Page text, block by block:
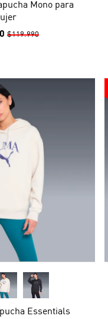
Mono para
$119.990
Essentials